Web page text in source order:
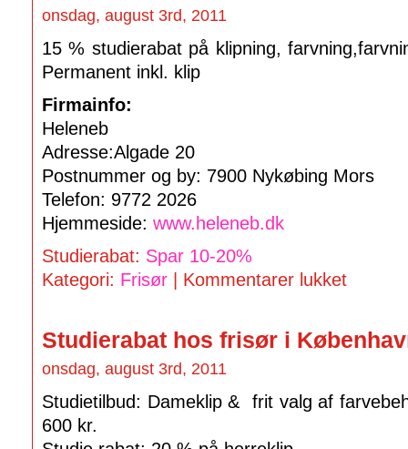
onsdag, august 3rd, 2011
15 % studierabat på klipning,
Permanent inkl. klip
Firmainfo:
Heleneb
Adresse:Algade 20
Postnummer og by: 7900 Nykøbing Mors
Telefon: 9772 2026
Hjemmeside: www.heleneb.dk
Studierabat: Spar 10-20%
Kategori: Frisør Kommentarer lukket
Studierabat hos frisør i
onsdag, august 3rd, 2011
Studietilbud: Dameklip & frit valg af
600 kr.